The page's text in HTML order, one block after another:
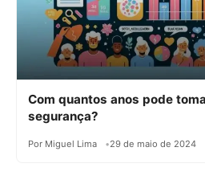
Com quantos anos pode
segurança?
Por Miguel Lima 29 de maio de 2024